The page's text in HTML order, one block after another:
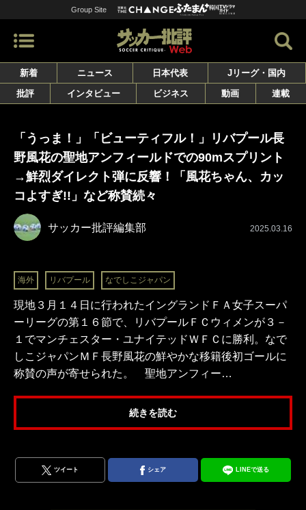
Group Site
新着 ニュース 日本代表
Jリーグ・国内
批評
インタビュー ビジネス 動画 連載
「うっま！」「ビューティフル！」リバプール長
野風花の聖地アンフィールドでの90mスプリント
→鮮烈ダイレクト弾に反響！「風花ちゃん、カッ
コよすぎ!!」など称賛続々
サッカー批評編集部 2025.03.16
海外 リバプール なでしこジャパン
現地３月１４日に行われたイングランドＦＡ女子スーパ
ーリーグの第１６節で、リバプールＦＣウィメンが３－
１でマンチェスター・ユナイテッドＷＦＣに勝利。なで
しこジャパンＭＦ長野風花の鮮やかな移籍後初ゴールに
称賛の声が寄せられた。 聖地アンフィー…
続きを読む
ツイート シェア LINEで送る